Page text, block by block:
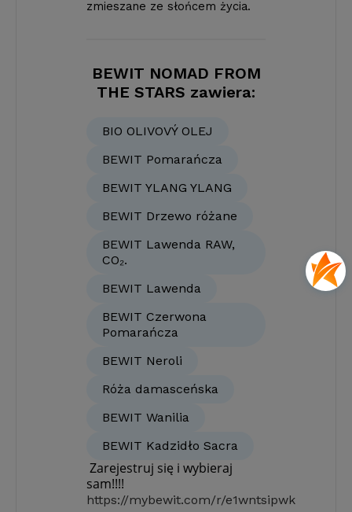
zmieszane ze słońcem życia.
BEWIT NOMAD FROM
THE STARS zawiera:
BIO OLIVOVÝ OLEJ
BEWIT Pomarańcza
BEWIT YLANG YLANG
BEWIT Drzewo różane
BEWIT Lawenda RAW,
CO₂.
BEWIT Lawenda
BEWIT Czerwona
Pomarańcza
BEWIT Neroli
Róża damasceńska
BEWIT Wanilia
BEWIT Kadzidło Sacra
Zarejestruj się i wybieraj
sam!!!!
https://mybewit.com/r/e1wntsipwk